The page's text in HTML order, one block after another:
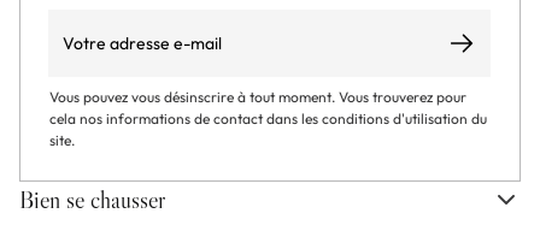
S’abonner
Vous pouvez vous désinscrire à tout moment. Vous trouverez pour
cela nos informations de contact dans les conditions d'utilisation du
site.
Bien se chausser